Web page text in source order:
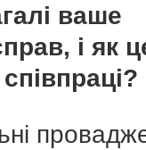
ваше
і як